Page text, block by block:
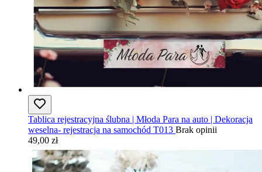
Tablica rejestracyjna ślubna | Młoda Para na auto | Dekoracja
weselna- rejestracja na samochód T013 Brak opinii
49,00 zł